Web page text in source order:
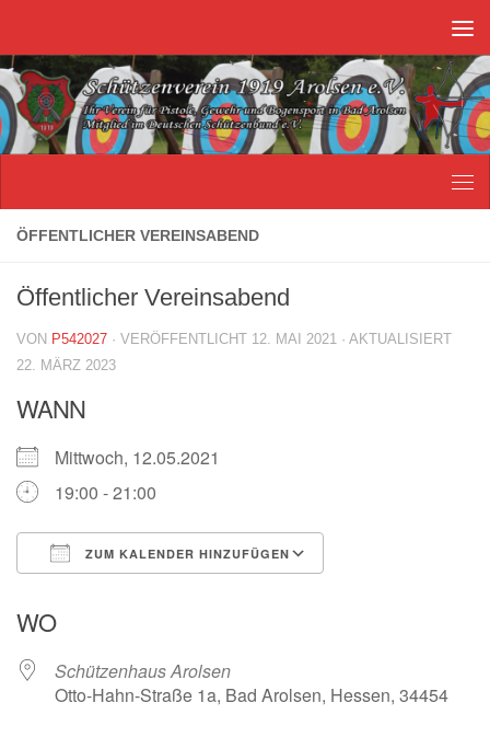
ÖFFENTLICHER VEREINSABEND
Öffentlicher Vereinsabend
VON P542027 · VERÖFFENTLICHT 12. MAI 2021 · AKTUALISIERT
22. MÄRZ 2023
WANN
Mittwoch, 12.05.2021
19:00 - 21:00
ZUM KALENDER HINZUFÜGEN
WO
Schützenhaus Arolsen
Otto-Hahn-Straße 1a, Bad Arolsen, Hessen, 34454